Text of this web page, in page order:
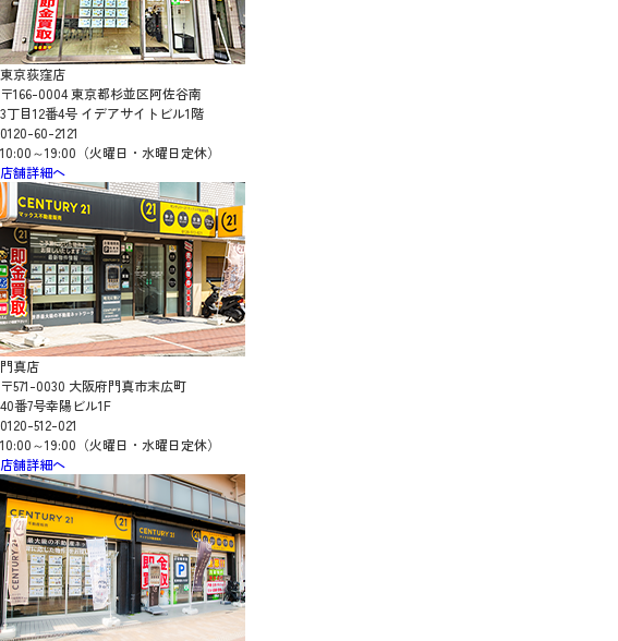
東京荻窪店
〒166-0004 東京都杉並区阿佐谷南
3丁目12番4号 イデアサイトビル1階
0120-60-2121
10:00～19:00（火曜日・水曜日定休）
店舗詳細へ
門真店
〒571-0030 大阪府門真市末広町
40番7号幸陽ビル1F
0120-512-021
10:00～19:00（火曜日・水曜日定休）
店舗詳細へ